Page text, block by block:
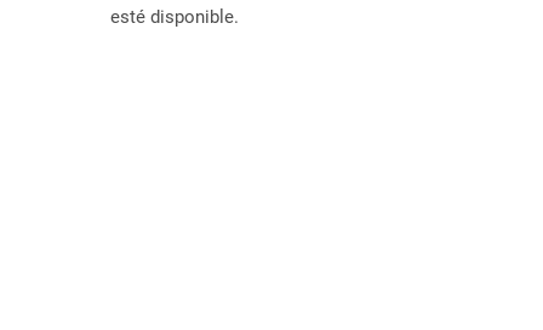
esté disponible.